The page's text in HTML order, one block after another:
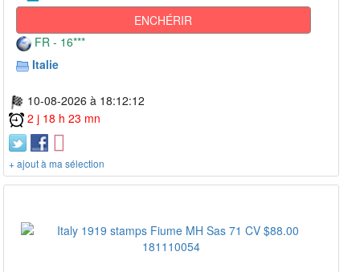
ENCHÉRIR
FR - 16***
Italie
10-08-2026 à 18:12:12
2 j 18 h 23 mn
+ ajout à ma sélection